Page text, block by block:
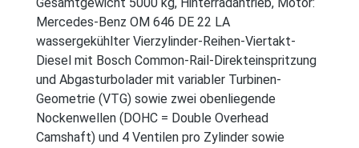
Mercedes-Benz OM 646 DE 22 LA
wassergekühlter Vierzylinder-Reihen-Viertakt-
Diesel mit Bosch Common-Rail-Direkteinspritzung
und Abgasturbolader mit variabler Turbinen-
Geometrie (VTG) sowie zwei obenliegende
Nockenwellen (DOHC = Double Overhead
Camshaft) und 4 Ventilen pro Zylinder sowie